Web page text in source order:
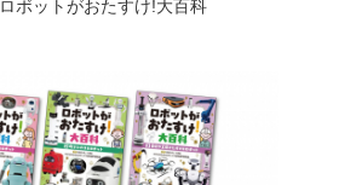
ロボットがおたすけ!大百科